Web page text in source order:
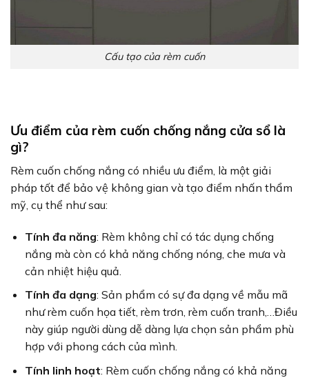
Cấu tạo của rèm cuốn
Ưu điểm của rèm cuốn chống nắng cửa sổ là
gì?
Rèm cuốn chống nắng có nhiều ưu điểm, là một giải
pháp tốt để bảo vệ không gian và tạo điểm nhấn thẩm
mỹ, cụ thể như sau:
Tính đa năng: Rèm không chỉ có tác dụng chống
nắng mà còn có khả năng chống nóng, che mưa và
cản nhiệt hiệu quả.
Tính đa dạng: Sản phẩm có sự đa dạng về mẫu mã
như rèm cuốn họa tiết, rèm trơn, rèm cuốn tranh,…Điều
này giúp người dùng dễ dàng lựa chọn sản phẩm phù
hợp với phong cách của mình.
Tính linh hoạt: Rèm cuốn chống nắng có khả năng